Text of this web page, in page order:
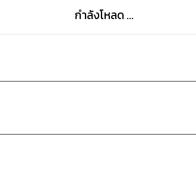
กำลังโหลด ...